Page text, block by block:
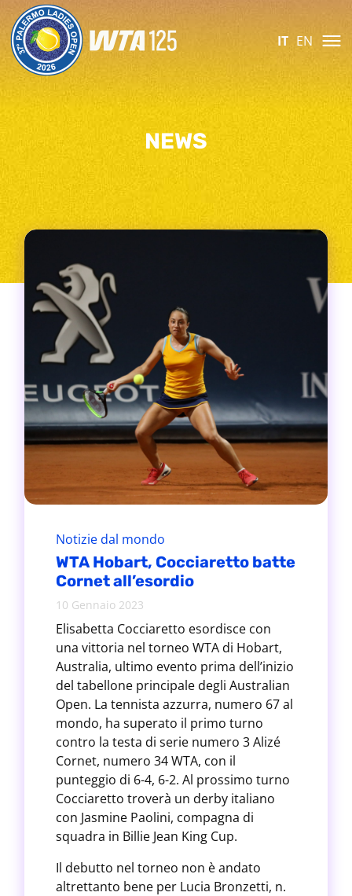
IT EN
NEWS
Notizie dal mondo
WTA Hobart, Cocciaretto batte
Cornet all’esordio
10 Gennaio 2023
Elisabetta Cocciaretto esordisce con
una vittoria nel torneo WTA di Hobart,
Australia, ultimo evento prima dell’inizio
del tabellone principale degli Australian
Open. La tennista azzurra, numero 67 al
mondo, ha superato il primo turno
contro la testa di serie numero 3 Alizé
Cornet, numero 34 WTA, con il
punteggio di 6-4, 6-2. Al prossimo turno
Cocciaretto troverà un derby italiano
con Jasmine Paolini, compagna di
squadra in Billie Jean King Cup.
Il debutto nel torneo non è andato
altrettanto bene per Lucia Bronzetti, n.